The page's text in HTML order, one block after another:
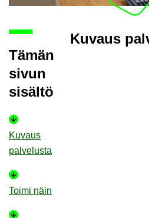
Tämän
sivun
si­säl­tö
Ku­vaus
pal­ve­lus­ta
Toimi näin
Ku­vaus